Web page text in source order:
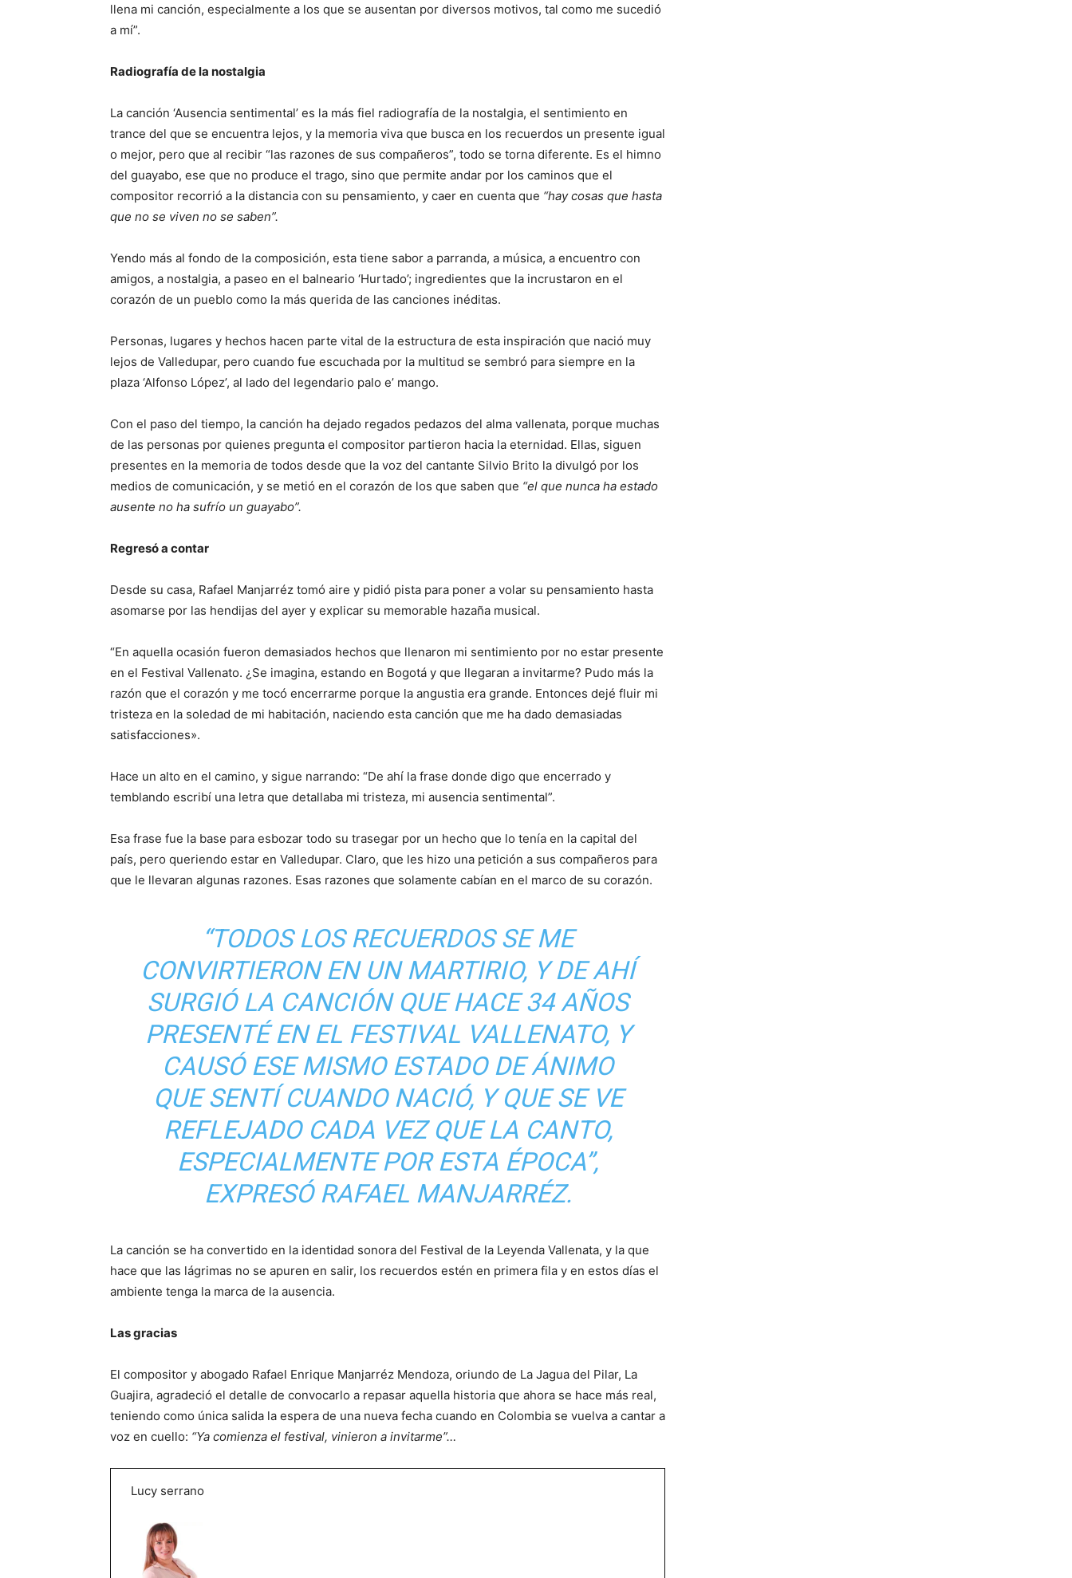
llena mi canción, especialmente a los que se ausentan por diversos motivos, tal como me sucedió
a mí”.
Radiografía de la nostalgia
La canción ‘Ausencia sentimental’ es la más fiel radiografía de la nostalgia, el sentimiento en
trance del que se encuentra lejos, y la memoria viva que busca en los recuerdos un presente igual
o mejor, pero que al recibir “las razones de sus compañeros”, todo se torna diferente. Es el himno
del guayabo, ese que no produce el trago, sino que permite andar por los caminos que el
compositor recorrió a la distancia con su pensamiento, y caer en cuenta que “hay cosas que hasta
que no se viven no se saben”.
Yendo más al fondo de la composición, esta tiene sabor a parranda, a música, a encuentro con
amigos, a nostalgia, a paseo en el balneario ‘Hurtado’; ingredientes que la incrustaron en el
corazón de un pueblo como la más querida de las canciones inéditas.
Personas, lugares y hechos hacen parte vital de la estructura de esta inspiración que nació muy
lejos de Valledupar, pero cuando fue escuchada por la multitud se sembró para siempre en la
plaza ‘Alfonso López’, al lado del legendario palo e’ mango.
Con el paso del tiempo, la canción ha dejado regados pedazos del alma vallenata, porque muchas
de las personas por quienes pregunta el compositor partieron hacia la eternidad. Ellas, siguen
presentes en la memoria de todos desde que la voz del cantante Silvio Brito la divulgó por los
medios de comunicación, y se metió en el corazón de los que saben que “el que nunca ha estado
ausente no ha sufrío un guayabo”.
Regresó a contar
Desde su casa, Rafael Manjarréz tomó aire y pidió pista para poner a volar su pensamiento hasta
asomarse por las hendijas del ayer y explicar su memorable hazaña musical.
“En aquella ocasión fueron demasiados hechos que llenaron mi sentimiento por no estar presente
en el Festival Vallenato. ¿Se imagina, estando en Bogotá y que llegaran a invitarme? Pudo más la
razón que el corazón y me tocó encerrarme porque la angustia era grande. Entonces dejé fluir mi
tristeza en la soledad de mi habitación, naciendo esta canción que me ha dado demasiadas
satisfacciones».
Hace un alto en el camino, y sigue narrando: “De ahí la frase donde digo que encerrado y
temblando escribí una letra que detallaba mi tristeza, mi ausencia sentimental”.
Esa frase fue la base para esbozar todo su trasegar por un hecho que lo tenía en la capital del
país, pero queriendo estar en Valledupar. Claro, que les hizo una petición a sus compañeros para
que le llevaran algunas razones. Esas razones que solamente cabían en el marco de su corazón.
“TODOS LOS RECUERDOS SE ME
CONVIRTIERON EN UN MARTIRIO, Y DE AHÍ
SURGIÓ LA CANCIÓN QUE HACE 34 AÑOS
PRESENTÉ EN EL FESTIVAL VALLENATO, Y
CAUSÓ ESE MISMO ESTADO DE ÁNIMO
QUE SENTÍ CUANDO NACIÓ, Y QUE SE VE
REFLEJADO CADA VEZ QUE LA CANTO,
ESPECIALMENTE POR ESTA ÉPOCA”,
EXPRESÓ RAFAEL MANJARRÉZ.
La canción se ha convertido en la identidad sonora del Festival de la Leyenda Vallenata, y la que
hace que las lágrimas no se apuren en salir, los recuerdos estén en primera fila y en estos días el
ambiente tenga la marca de la ausencia.
Las gracias
El compositor y abogado Rafael Enrique Manjarréz Mendoza, oriundo de La Jagua del Pilar, La
Guajira, agradeció el detalle de convocarlo a repasar aquella historia que ahora se hace más real,
teniendo como única salida la espera de una nueva fecha cuando en Colombia se vuelva a cantar a
voz en cuello: “Ya comienza el festival, vinieron a invitarme”…
Lucy serrano